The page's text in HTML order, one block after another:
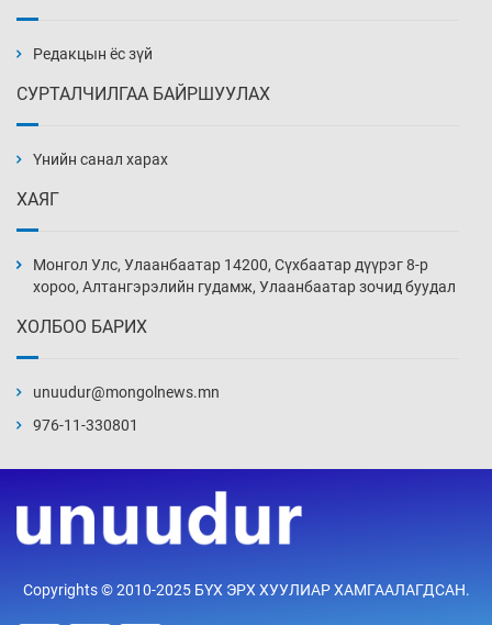
5 цаг 0 мин
5 цаг 30 мин
6 цаг 0 мин
6 цаг 30 мин
7 цаг 0 мин
суралцагчдын амьжиргааны зардлын
Редакцын ёс зүй
СУРТАЛЧИЛГАА БАЙРШУУЛАХ
Үнийн санал харах
ХАЯГ
Монгол Улс, Улаанбаатар 14200, Сүхбаатар дүүрэг 8-р
хороо, Алтангэрэлийн гудамж, Улаанбаатар зочид буудал
ХОЛБОО БАРИХ
unuudur@mongolnews.mn
976-11-330801
Copyrights © 2010-2025 БҮХ ЭРХ ХУУЛИАР ХАМГААЛАГДСАН.